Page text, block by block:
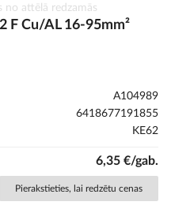
no attēlā redzamās
F Cu/AL 16-95mm²
A104989
6418677191855
KE62
6,35 €/gab.
Pierakstieties, lai redzētu cenas